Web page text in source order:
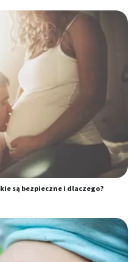
są bezpieczne i dlaczego?